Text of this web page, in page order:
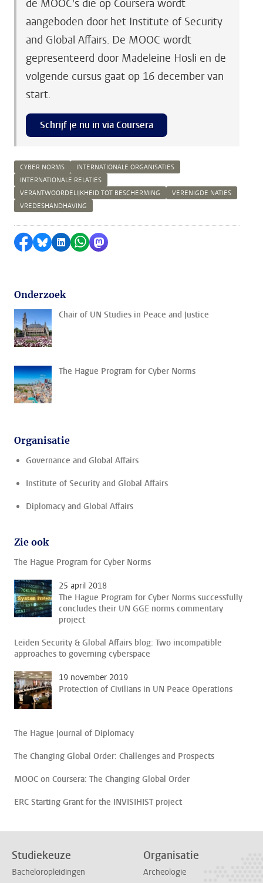
de MOOC's die op Coursera wordt
aangeboden door het Institute of Security
and Global Affairs. De MOOC wordt
gepresenteerd door Madeleine Hosli en de
volgende cursus gaat op 16 december van
start.
Schrijf je nu in via Coursera
CYBER NORMS
INTERNATIONALE ORGANISATIES
INTERNATIONALE RELATIES
VERANTWOORDELIJKHEID TOT BESCHERMING
VERENIGDE NATIES
VREDESHANDHAVING
Delen op Facebook
Delen via Bluesky
Delen op LinkedIn
Delen via WhatsApp
Delen via Mastodon
Onderzoek
Chair of UN Studies in Peace and Justice
The Hague Program for Cyber Norms
Organisatie
Governance and Global Affairs
Institute of Security and Global Affairs
Diplomacy and Global Affairs
Zie ook
The Hague Program for Cyber Norms
25 april 2018
The Hague Program for Cyber Norms successfully
concludes their UN GGE norms commentary
project
Leiden Security & Global Affairs blog: Two incompatible
approaches to governing cyberspace
19 november 2019
Protection of Civilians in UN Peace Operations
The Hague Journal of Diplomacy
The Changing Global Order: Challenges and Prospects
MOOC on Coursera: The Changing Global Order
ERC Starting Grant for the INVISIHIST project
Studiekeuze
Bacheloropleidingen
Organisatie
Archeologie